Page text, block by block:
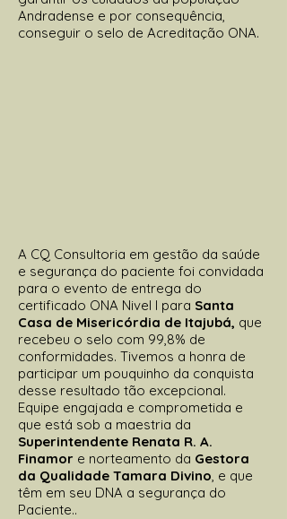
Andradense e por consequência,
conseguir o selo de Acreditação ONA.
A CQ Consultoria em gestão da saúde
e segurança do paciente foi convidada
para o evento de entrega do
certificado ONA Nivel I para Santa
Casa de Misericórdia de Itajubá, que
recebeu o selo com 99,8% de
conformidades. Tivemos a honra de
participar um pouquinho da conquista
desse resultado tão excepcional.
Equipe engajada e comprometida e
que está sob a maestria da
Superintendente Renata R. A.
Finamor e norteamento da Gestora
da Qualidade Tamara Divino, e que
têm em seu DNA a segurança do
Paciente..